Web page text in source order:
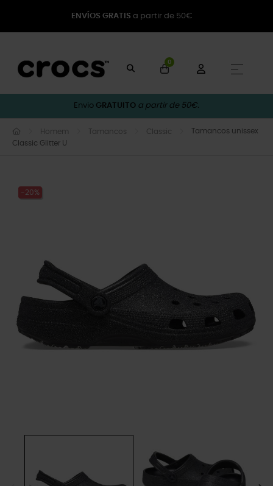
ENVÍOS GRATIS a partir de 50€
0
☰
Envio GRATUITO a partir de 50€.
Homem Tamancos Classic
Tamancos unissex
Classic Glitter U
-20%